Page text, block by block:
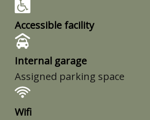
Accessible facility
Internal garage
Assigned parking space
Wifi